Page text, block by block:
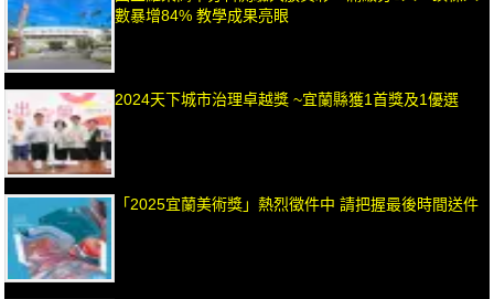
數暴增84% 教學成果亮眼
2024天下城市治理卓越獎 ~宜蘭縣獲1首獎及1優選
「2025宜蘭美術獎」熱烈徵件中 請把握最後時間送件